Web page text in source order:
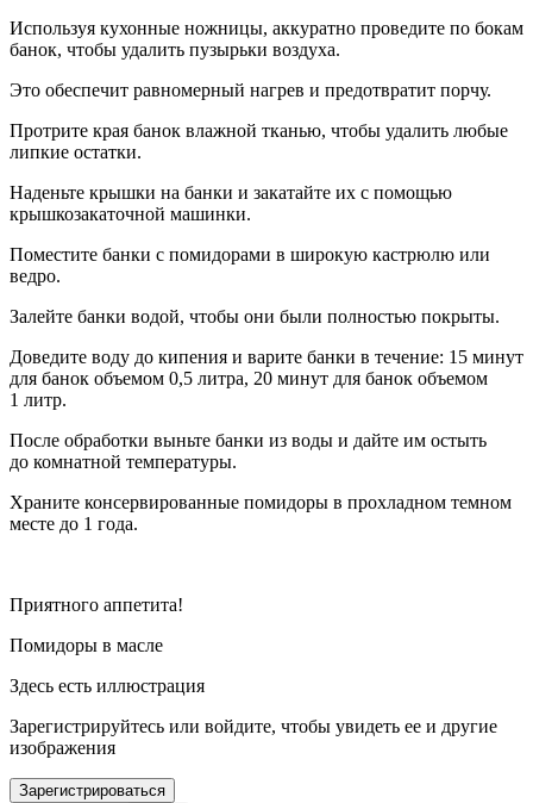
Используя кухонные ножницы, аккуратно проведите по бокам
банок, чтобы удалить пузырьки воздуха.
Это обеспечит равномерный нагрев и предотвратит порчу.
Протрите края банок влажной тканью, чтобы удалить любые
липкие остатки.
Наденьте крышки на банки и закатайте их с помощью
крышкозакаточной машинки.
Поместите банки с помидорами в широкую кастрюлю или
ведро.
Залейте банки водой, чтобы они были полностью покрыты.
Доведите воду до кипения и варите банки в течение: 15 минут
для банок объемом 0,5 литра, 20 минут для банок объемом
1 литр.
После обработки выньте банки из воды и дайте им остыть
до комнатной температуры.
Храните консервированные помидоры в прохладном темном
месте до 1 года.
Приятного аппетита!
Помидоры в масле
Здесь есть иллюстрация
Зарегистрируйтесь или войдите, чтобы увидеть ее и другие
изображения
Зарегистрироваться